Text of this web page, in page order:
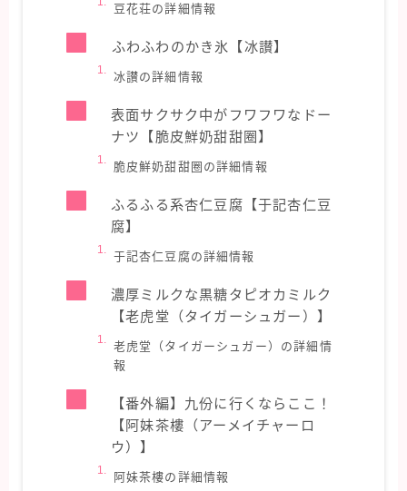
豆花荘の詳細情報
ふわふわのかき氷【冰讃】
冰讃の詳細情報
表面サクサク中がフワフワなドー
ナツ【脆皮鮮奶甜甜圈】
脆皮鮮奶甜甜圈の詳細情報
ふるふる系杏仁豆腐【于記杏仁豆
腐】
于記杏仁豆腐の詳細情報
濃厚ミルクな黒糖タピオカミルク
【老虎堂（タイガーシュガー）】
老虎堂（タイガーシュガー）の詳細情
報
【番外編】九份に行くならここ！
【阿妹茶樓（アーメイチャーロ
ウ）】
阿妹茶樓の詳細情報